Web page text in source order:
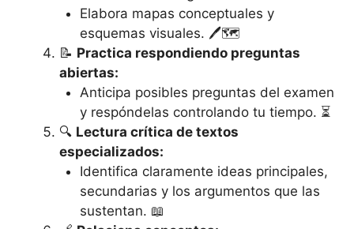
Elabora mapas conceptuales y
esquemas visuales. 🖊️🗺️
📝 Practica respondiendo preguntas
abiertas:
Anticipa posibles preguntas del examen
y respóndelas controlando tu tiempo. ⏳
🔍 Lectura crítica de textos
especializados:
Identifica claramente ideas principales,
secundarias y los argumentos que las
sustentan. 📖